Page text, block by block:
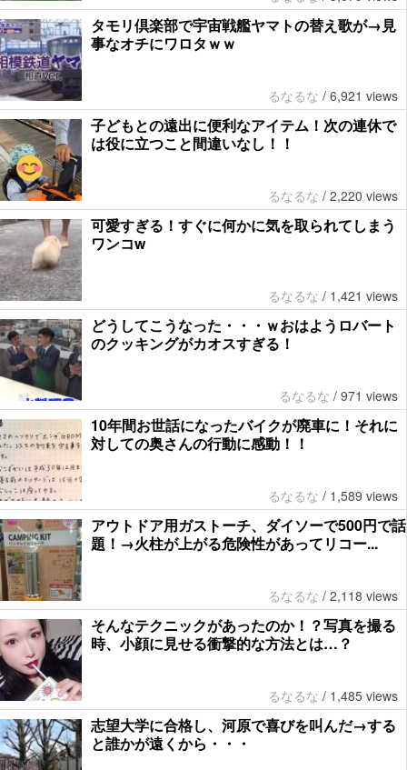
タモリ倶楽部で宇宙戦艦ヤマトの替え歌が→見
事なオチにワロタｗｗ
るなるな / 6,921 views
子どもとの遠出に便利なアイテム！次の連休で
は役に立つこと間違いなし！！
るなるな / 2,220 views
可愛すぎる！すぐに何かに気を取られてしまう
ワンコw
るなるな / 1,421 views
どうしてこうなった・・・ｗおはようロバート
のクッキングがカオスすぎる！
るなるな / 971 views
10年間お世話になったバイクが廃車に！それに
対しての奥さんの行動に感動！！
るなるな / 1,589 views
アウトドア用ガストーチ、ダイソーで500円で話
題！→火柱が上がる危険性があってリコー...
るなるな / 2,118 views
そんなテクニックがあったのか！？写真を撮る
時、小顔に見せる衝撃的な方法とは…？
るなるな / 1,485 views
志望大学に合格し、河原で喜びを叫んだ→する
と誰かが遠くから・・・